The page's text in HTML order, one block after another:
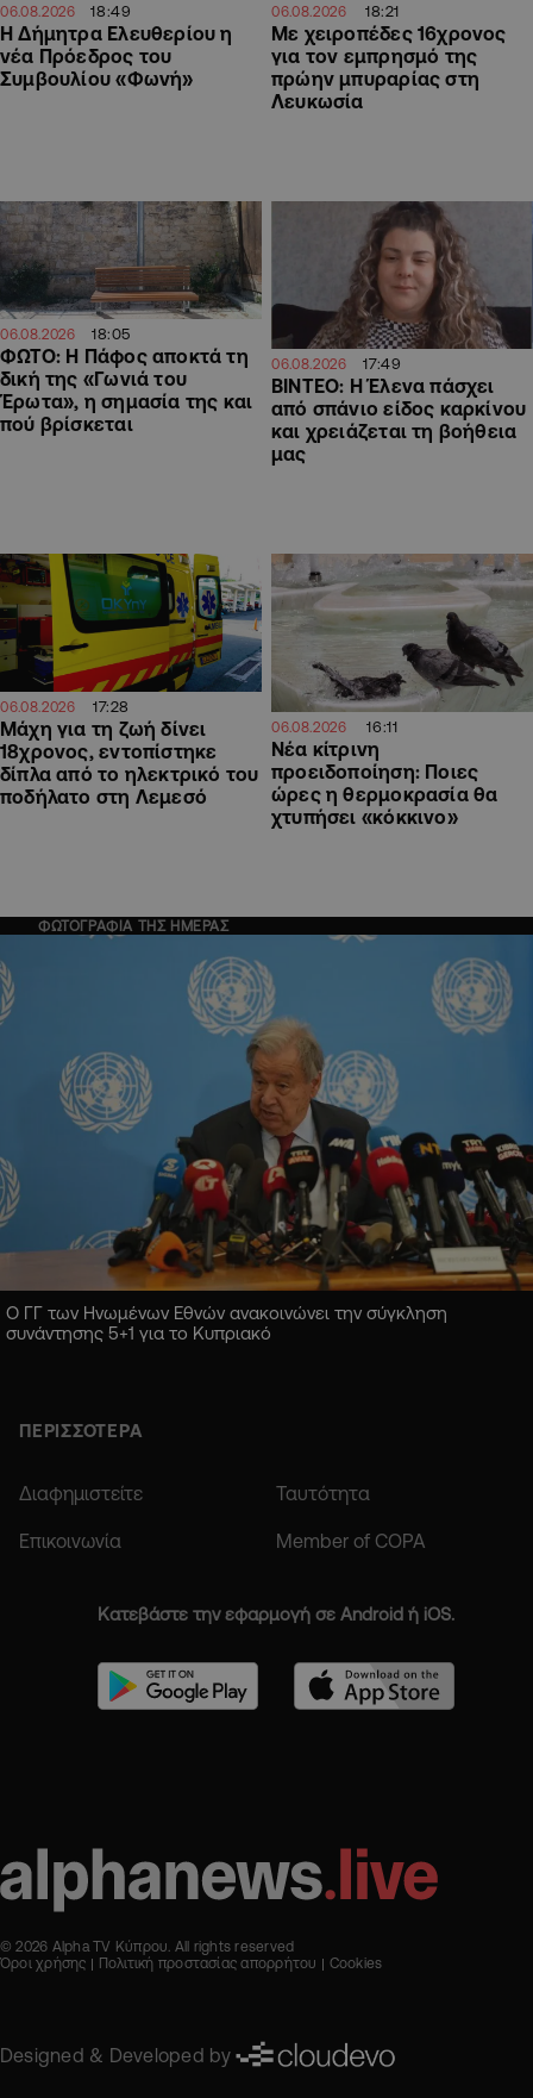
06.08.2026 18:49
Η Δήμητρα Ελευθερίου η
νέα Πρόεδρος του
Συμβουλίου «Φωνή»
06.08.2026 18:21
Με χειροπέδες 16χρονος
για τον εμπρησμό της
πρώην μπυραρίας στη
Λευκωσία
06.08.2026 18:05
ΦΩΤΟ: Η Πάφος αποκτά τη
δική της «Γωνιά του
Έρωτα», η σημασία της και
πού βρίσκεται
06.08.2026 17:49
ΒΙΝΤΕΟ: Η Έλενα πάσχει
από σπάνιο είδος καρκίνου
και χρειάζεται τη βοήθεια
μας
06.08.2026 17:28
Μάχη για τη ζωή δίνει
18χρονος, εντοπίστηκε
δίπλα από το ηλεκτρικό του
ποδήλατο στη Λεμεσό
06.08.2026 16:11
Νέα κίτρινη
προειδοποίηση: Ποιες
ώρες η θερμοκρασία θα
χτυπήσει «κόκκινο»
ΦΩΤΟΓΡΑΦΙΑ ΤΗΣ ΗΜΕΡΑΣ
Ο ΓΓ των Ηνωμένων Εθνών ανακοινώνει την σύγκληση
συνάντησης 5+1 για το Κυπριακό
ΠΕΡΙΣΣΟΤΕΡΑ
Διαφημιστείτε Ταυτότητα
Επικοινωνία Member of COPA
Κατεβάστε την εφαρμογή σε Android ή iOS.
© 2026 Alpha TV Κύπρου. All rights reserved
Όροι χρήσης
Πολιτική προστασίας απορρήτου Cookies
Designed & Developed by